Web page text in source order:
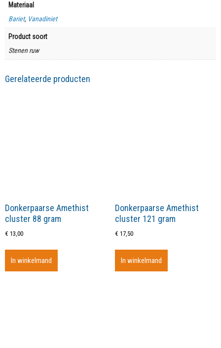
Materiaal
Bariet, Vanadiniet
Product soort
Stenen ruw
Gerelateerde producten
Donkerpaarse Amethist
cluster 88 gram
€ 13,00
In winkelmand
Donkerpaarse Amethist
cluster 121 gram
€ 17,50
In winkelmand